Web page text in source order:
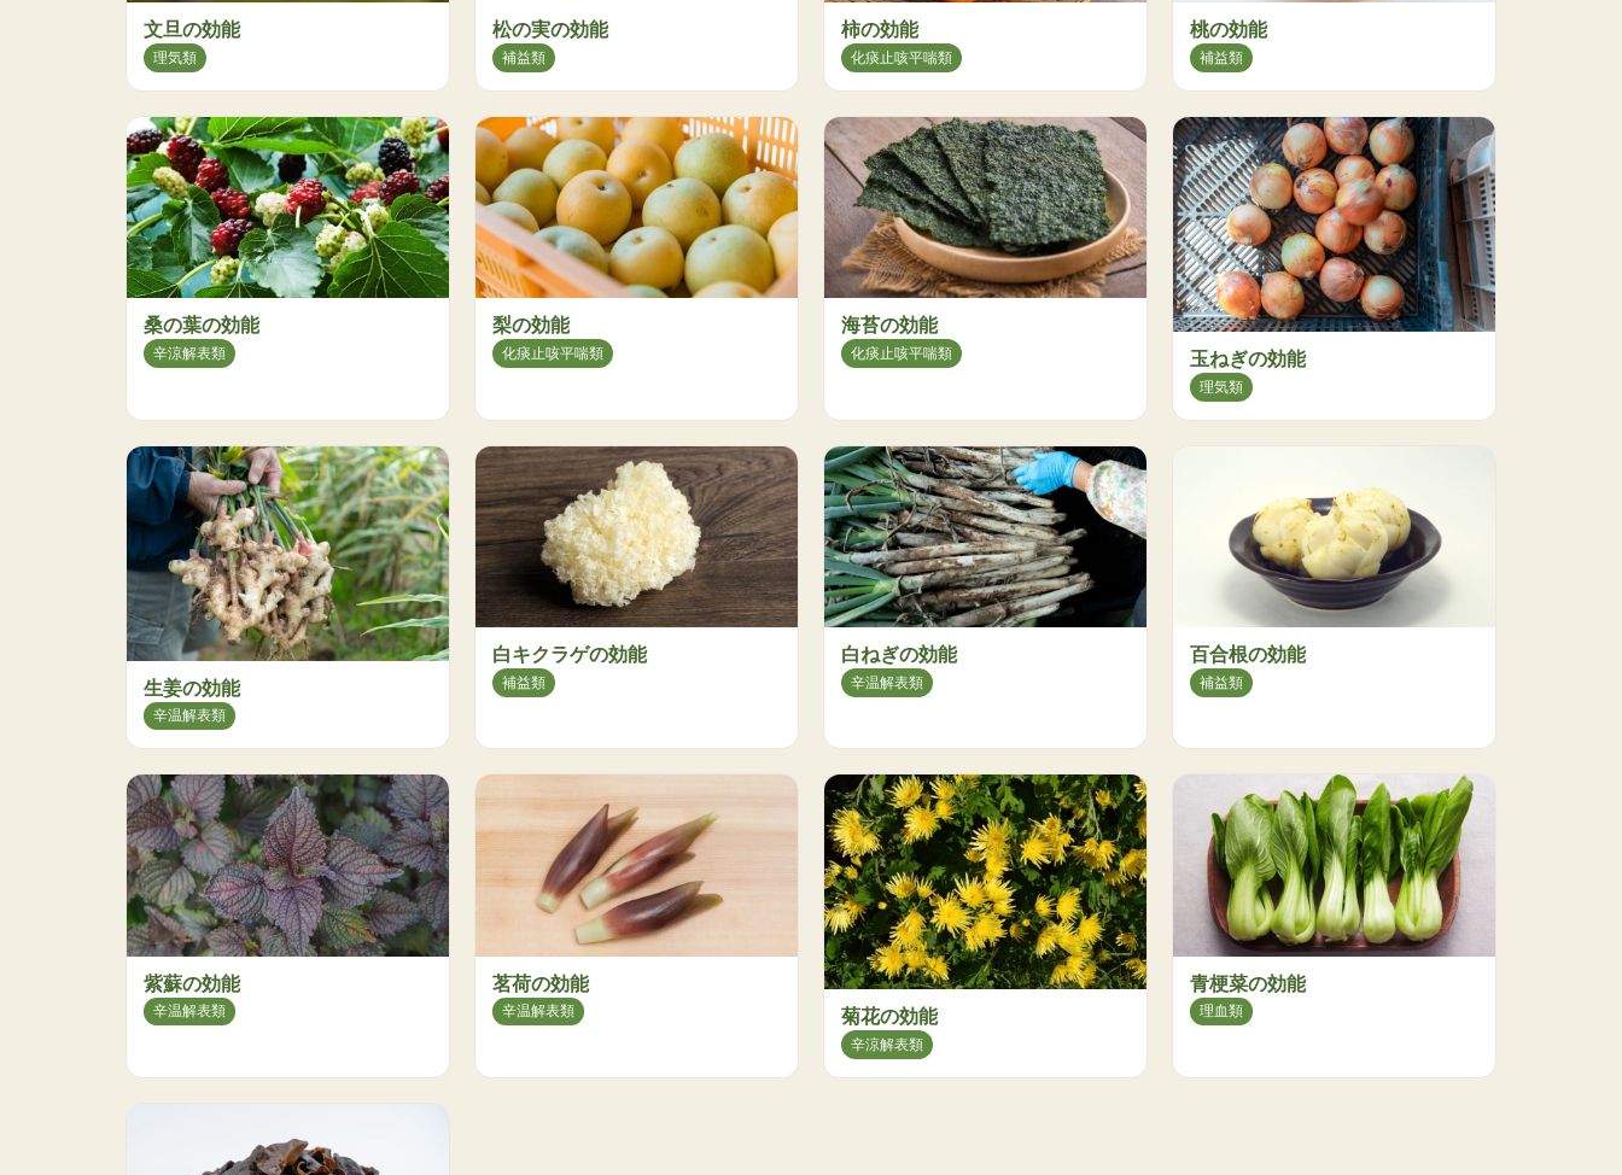
文旦の効能
理気類
松の実の効能
補益類
柿の効能
化痰止咳平喘類
桃の効能
補益類
桑の葉の効能
辛涼解表類
梨の効能
化痰止咳平喘類
海苔の効能
化痰止咳平喘類 玉ねぎの効能
理気類
生姜の効能
辛温解表類
白キクラゲの効能
補益類
白ねぎの効能
辛温解表類
百合根の効能
補益類
紫蘇の効能
辛温解表類
茗荷の効能
辛温解表類 菊花の効能
辛涼解表類
青梗菜の効能
理血類